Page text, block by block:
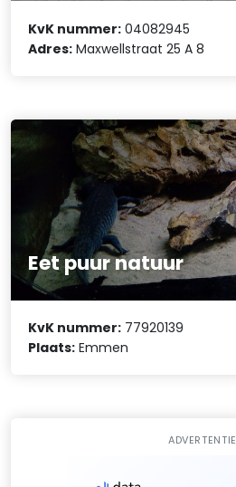
KvK nummer: 04082945
Adres: Maxwellstraat 25 A 8
Eet puur natuur
KvK nummer: 77920139
Plaats: Emmen
ADVERTENTIE